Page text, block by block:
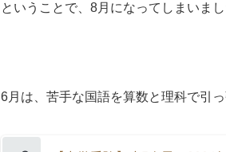
ということで、8月になってしまいま
6月は、苦手な国語を算数と理科で引